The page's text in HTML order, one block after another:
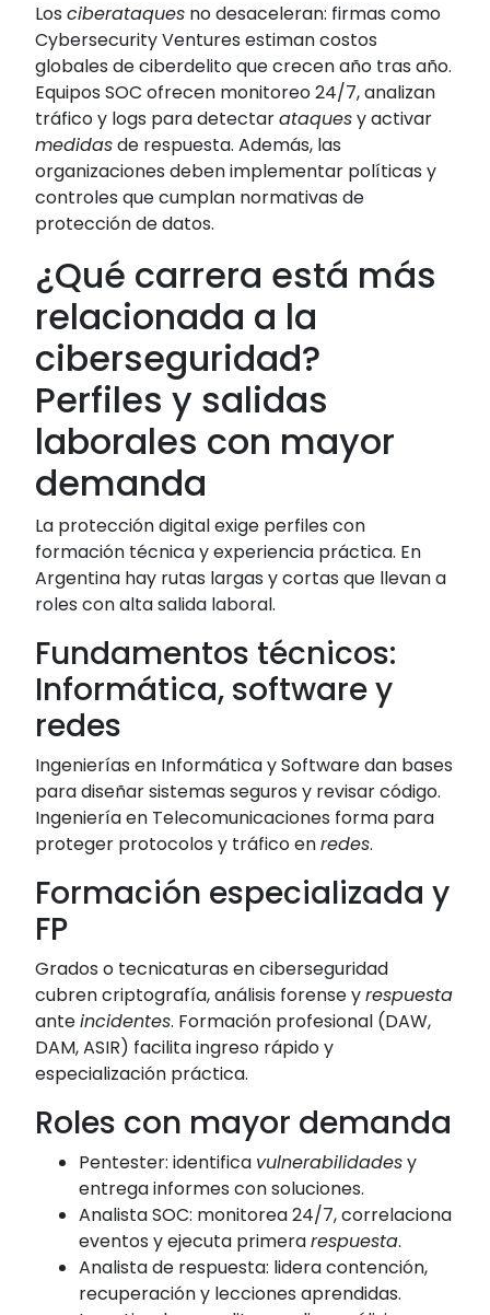
Losciberataques no desaceleran: firmas como
Cybersecurity Ventures estiman costos
globales de ciberdelito que crecen año tras año.
Equipos SOC ofrecen monitoreo 24/7, analizan
tráfico y logs para detectarataquesy activar
medidasde respuesta. Además, las
organizaciones deben implementar políticas y
controles que cumplan normativas de
protección de datos.
¿Qué carrera está más
relacionada a la
ciberseguridad?
Perfiles y salidas
laborales con mayor
demanda
La protección digital exige perfiles con
formación técnica y experiencia práctica. En
Argentina hay rutas largas y cortas que llevan a
roles con alta salida laboral.
Fundamentos técnicos:
Informática, software y
redes
Ingenierías en Informática y Software dan bases
para diseñar sistemas seguros y revisar código.
Ingeniería en Telecomunicaciones forma para
proteger protocolos y tráfico enredes.
Formación especializada y
FP
Grados o tecnicaturas en ciberseguridad
cubren criptografía, análisis forense yrespuesta
anteincidentes. Formación profesional (DAW,
DAM, ASIR) facilita ingreso rápido y
especialización práctica.
Roles con mayor demanda
Pentester: identifica vulnerabilidadesy
entrega informes con soluciones.
Analista SOC: monitorea 24/7, correlaciona
eventos y ejecuta primerarespuesta.
Analista de respuesta: lidera contención,
recuperación y lecciones aprendidas.